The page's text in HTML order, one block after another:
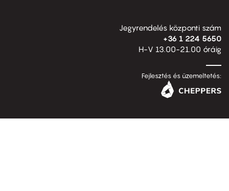
Jegyrendelés központi szám
+36 1 224 5650
H-V 13.00-21.00 óráig
Fejlesztés és üzemeltetés: